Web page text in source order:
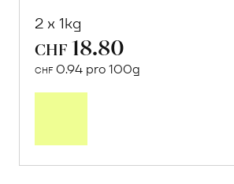
2 x 1kg
CHF 18.80
CHF 0.94 pro 100g
erfahren